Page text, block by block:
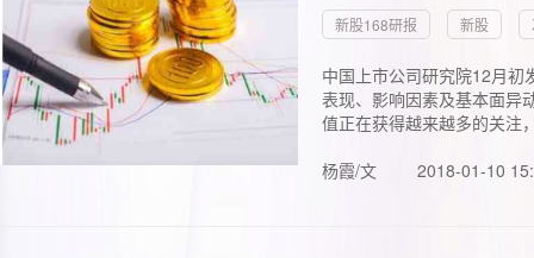
新股168研报 新股
中国上市公司研究院12月初
表现、影响因素及基本面异
值正在获得越来越多的关注
杨霞/文
2018-01-10